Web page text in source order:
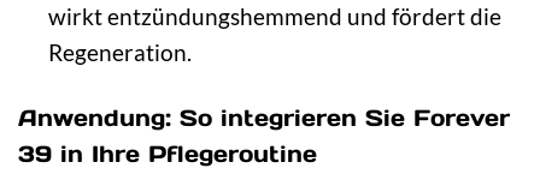
wirkt entzündungshemmend und fördert die
Regeneration.
Anwendung: So integrieren Sie Forever
39 in Ihre Pflegeroutine